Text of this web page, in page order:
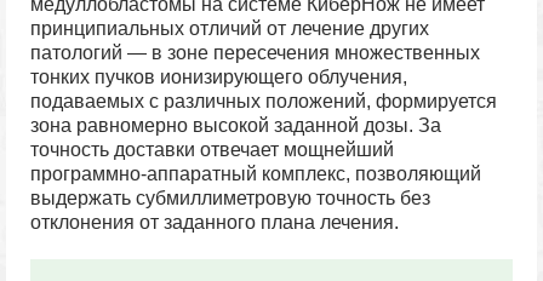
принципиальных отличий от лечение других
патологий — в зоне пересечения множественных
тонких пучков ионизирующего облучения,
подаваемых с различных положений, формируется
зона равномерно высокой заданной дозы. За
точность доставки отвечает мощнейший
программно-аппаратный комплекс, позволяющий
выдержать субмиллиметровую точность без
отклонения от заданного плана лечения.